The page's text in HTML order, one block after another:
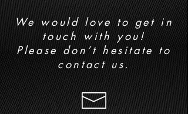
We would love to get in
touch with you!
Please don’t hesitate to
contact us.